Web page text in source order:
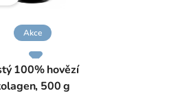
Akce
100% hovězí
500 g